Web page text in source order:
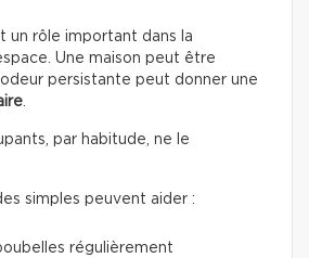
un rôle important dans la
Une maison peut être
persistante peut donner une
.
par habitude, ne le
simples peuvent aider :
régulièrement